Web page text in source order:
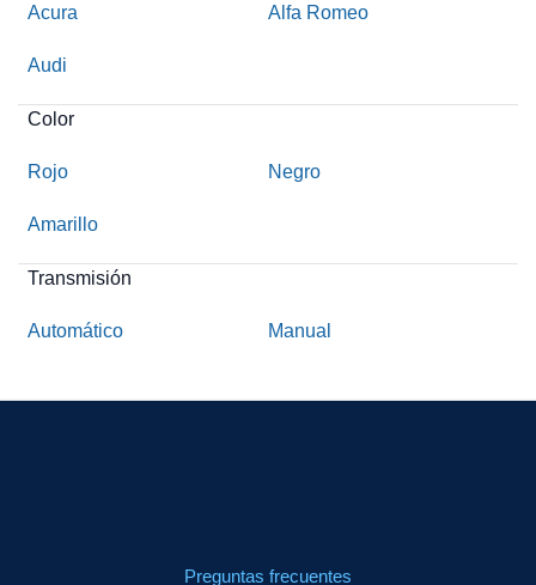
Acura Alfa Romeo
Audi
Color
Rojo Negro
Amarillo
Transmisión
Automático Manual
Preguntas frecuentes